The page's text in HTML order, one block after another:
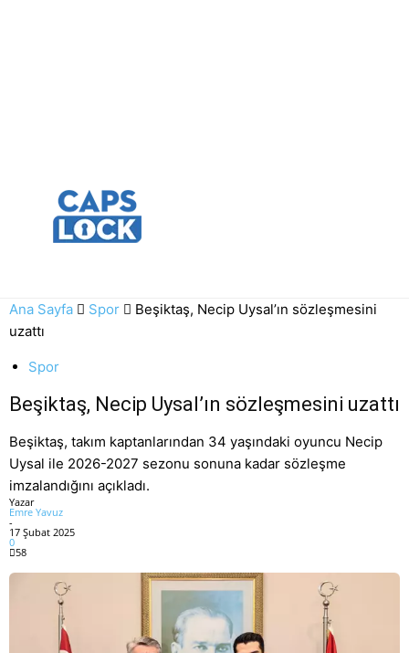
Ana Sayfa Spor
Beşiktaş, Necip Uysal’ın sözleşmesini
uzattı
Spor
Beşiktaş, Necip Uysal’ın sözleşmesini uzattı
Beşiktaş, takım kaptanlarından 34 yaşındaki oyuncu Necip
Uysal ile 2026-2027 sezonu sonuna kadar sözleşme
imzalandığını açıkladı.
Yazar
Emre Yavuz
-
17 Şubat 2025
0
58